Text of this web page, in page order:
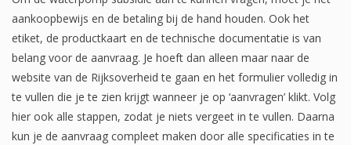
aankoopbewijs en de betaling bij de hand houden. Ook het
etiket, de productkaart en de technische documentatie is van
belang voor de aanvraag. Je hoeft dan alleen maar naar de
website van de Rijksoverheid te gaan en het formulier volledig in
te vullen die je te zien krijgt wanneer je op ‘aanvragen’ klikt. Volg
hier ook alle stappen, zodat je niets vergeet in te vullen. Daarna
kun je de aanvraag compleet maken door alle specificaties in te